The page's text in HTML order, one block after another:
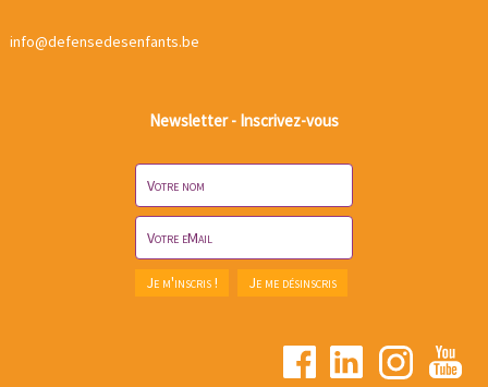
info@defensedesenfants.be
Newsletter - Inscrivez-vous